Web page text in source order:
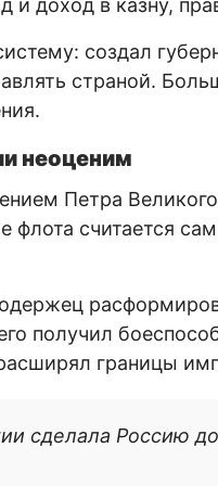
создал
страной.
неоценим
Петра Великого
флота считается
получил
границы
сделала Россию